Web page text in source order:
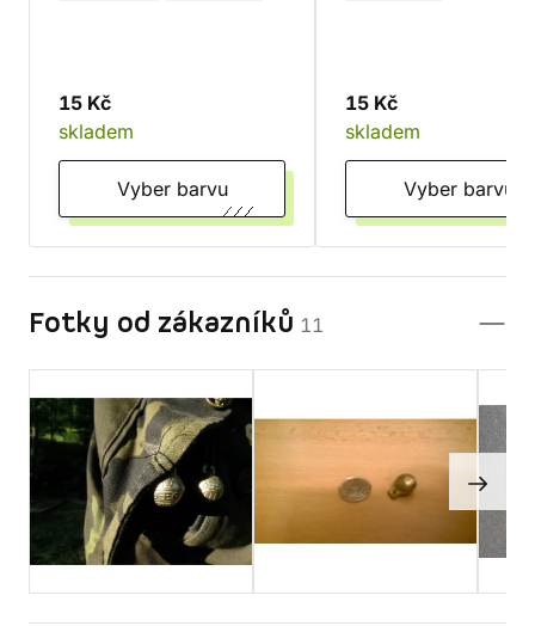
15 Kč
skladem
Vyber barvu
15 Kč
skladem
Vyber barvu
Fotky od zákazníků 11